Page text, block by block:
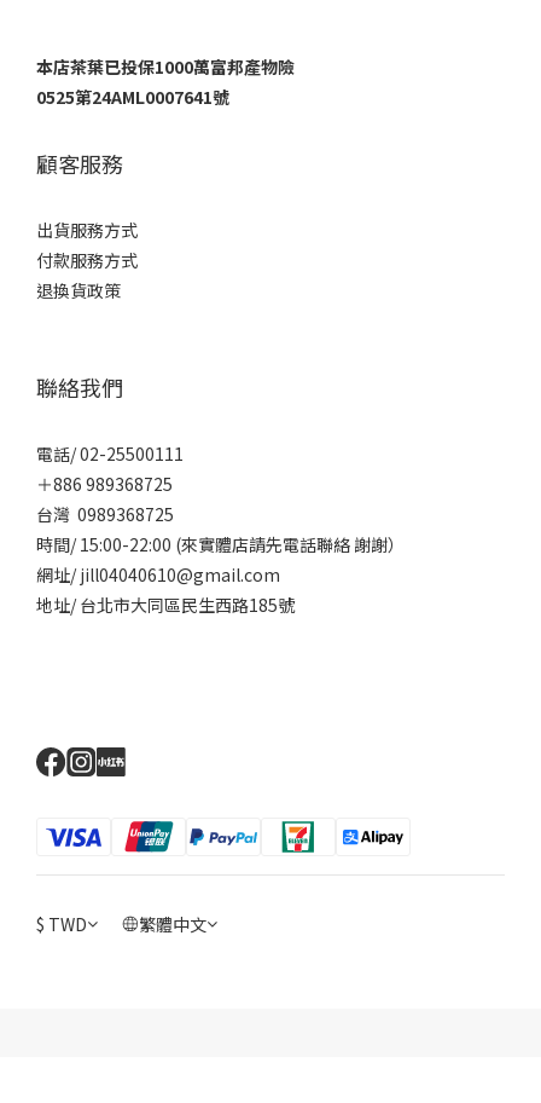
本店茶葉已投保1000萬富邦產物險
0525第24AML0007641號
顧客服務
出貨服務方式
付款服務方式
退換貨政策
聯絡我們
電話/ 02-25500111
＋886 989368725
台灣 0989368725
時間/ 15:00-22:00 (來實體店請先電話聯絡 謝謝）
網址/ jill04040610@gmail.com
地址/ 台北市大同區民生西路185號
$ TWD 繁體中文